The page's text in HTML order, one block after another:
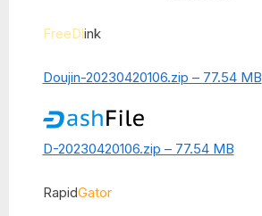
FreeDlink
Doujin-20230420106.zip – 77.54 MB
D-20230420106.zip – 77.54 MB
RapidGator